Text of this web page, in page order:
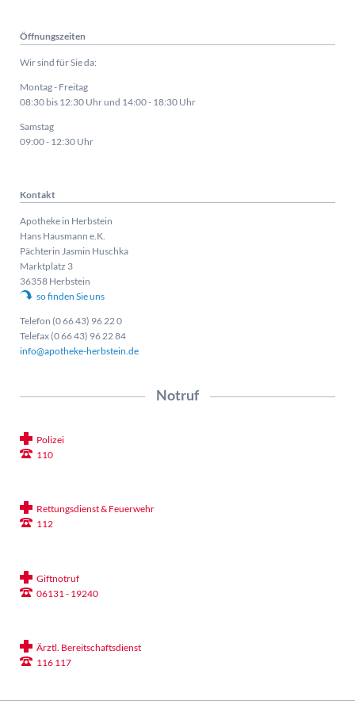
Öffnungszeiten
Wir sind für Sie da:
Montag - Freitag
08:30 bis 12:30 Uhr und 14:00 - 18:30 Uhr
Samstag
09:00 - 12:30 Uhr
Kontakt
Apotheke in Herbstein
Hans Hausmann e.K.
Pächterin Jasmin Huschka
Marktplatz 3
36358 Herbstein
so finden Sie uns
Telefon (0 66 43) 96 22 0
Telefax (0 66 43) 96 22 84
info@apotheke-herbstein.de
Notruf
Polizei
110
Rettungsdienst & Feuerwehr
112
Giftnotruf
06131 - 19240
Ärztl. Bereitschaftsdienst
116 117